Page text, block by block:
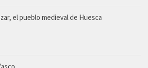
el pueblo medieval de Huesca